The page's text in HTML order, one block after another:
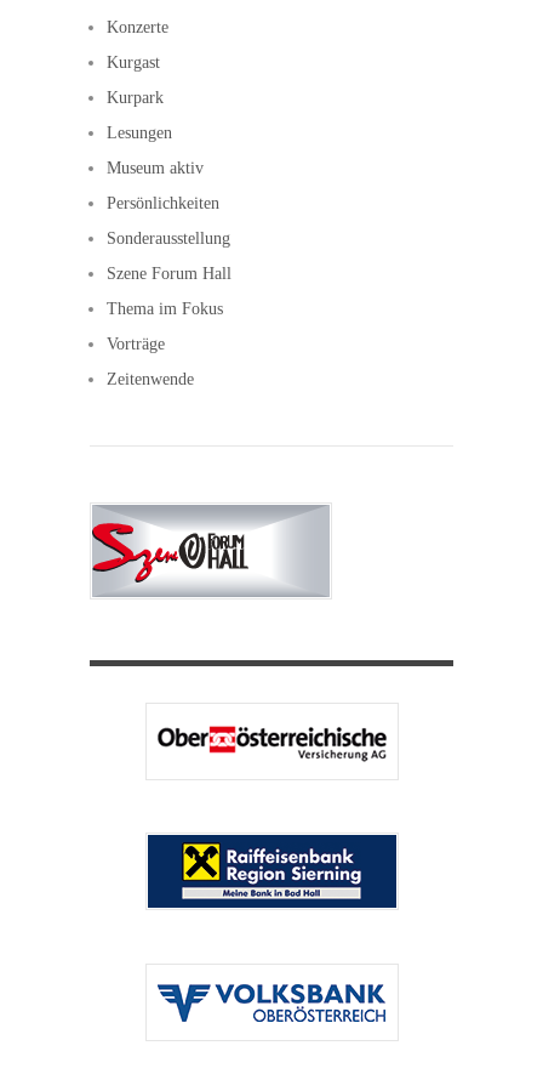
Konzerte
Kurgast
Kurpark
Lesungen
Museum aktiv
Persönlichkeiten
Sonderausstellung
Szene Forum Hall
Thema im Fokus
Vorträge
Zeitenwende